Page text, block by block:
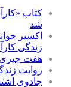
کتاب
شد
اکسیر
زندگی
هفت چیزی
روایت
جادوی